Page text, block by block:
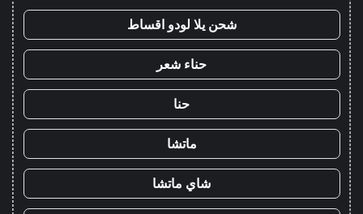
شحن يلا لودو اقساط
حناء شعر
حنا
ماتشا
شاي ماتشا